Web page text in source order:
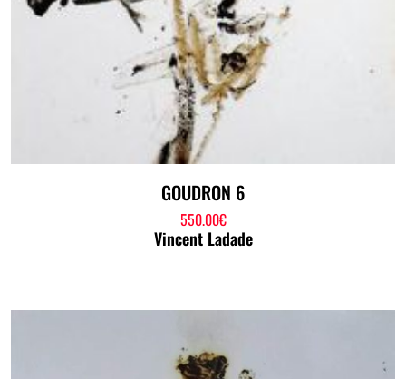
GOUDRON 6
550.00€
Vincent Ladade